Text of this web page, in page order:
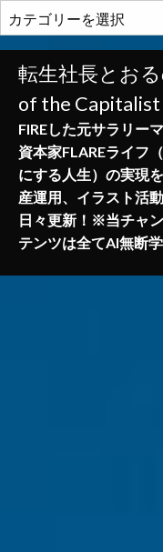
ン
テ
テ
転生社長とお
of the Capitalist
FIREした元サラリー
資本家FLAREライフ
にする人生）の実現
産運用、イラスト活
日々更新！※当チャ
テンツは全てAI無断